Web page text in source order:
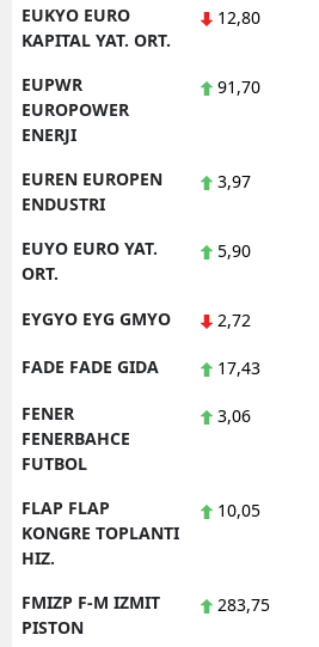
EUKYO EURO
KAPITAL YAT. ORT.
12,80
EUPWR
EUROPOWER
ENERJI
91,70
EUREN EUROPEN
ENDUSTRI
3,97
EUYO EURO YAT.
ORT.
5,90
EYGYO EYG GMYO 2,72
FADE FADE GIDA 17,43
FENER
FENERBAHCE
FUTBOL
3,06
FLAP FLAP
KONGRE TOPLANTI
HIZ.
10,05
FMIZP F-M IZMIT
PISTON
283,75